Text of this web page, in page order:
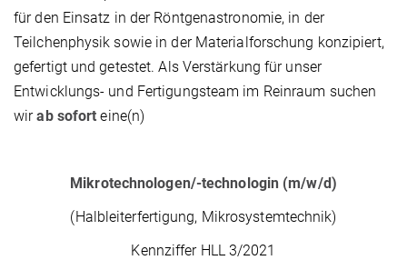
für den Einsatz in der Röntgenastronomie, in der
Teilchenphysik sowie in der Materialforschung konzipiert,
gefertigt und getestet. Als Verstärkung für unser
Entwicklungs- und Fertigungsteam im Reinraum suchen
wirab sofort eine(n)
Mikrotechnologen/-technologin (m/w/d)
(Halbleiterfertigung, Mikrosystemtechnik)
Kennziffer HLL 3/2021